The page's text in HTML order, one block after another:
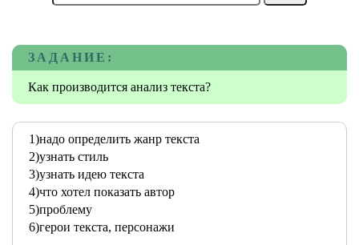
ЗАДАНИЕ:
Как производится анализ текста?
1)надо определить жанр текста
2)узнать стиль
3)узнать идею текста
4)что хотел показать автор
5)проблему
6)герои текста, персонажи